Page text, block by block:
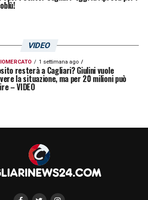
VIDEO
1 settimana ago
resterà a Cagliari? Giulini vuole
la situazione, ma per 20 milioni può
– VIDEO